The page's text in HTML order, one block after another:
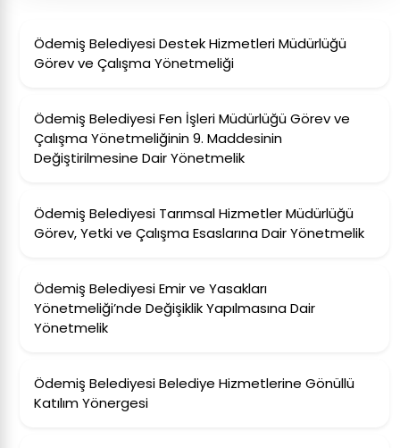
Ödemiş Belediyesi Destek Hizmetleri Müdürlüğü
Görev ve Çalışma Yönetmeliği
Ödemiş Belediyesi Fen İşleri Müdürlüğü Görev ve
Çalışma Yönetmeliğinin 9. Maddesinin
Değiştirilmesine Dair Yönetmelik
Ödemiş Belediyesi Tarımsal Hizmetler Müdürlüğü
Görev, Yetki ve Çalışma Esaslarına Dair Yönetmelik
Ödemiş Belediyesi Emir ve Yasakları
Yönetmeliği’nde Değişiklik Yapılmasına Dair
Yönetmelik
Ödemiş Belediyesi Belediye Hizmetlerine Gönüllü
Katılım Yönergesi